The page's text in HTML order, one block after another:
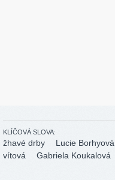
KLÍČOVÁ SLOVA:
žhavé drby Lucie Borhyová
vítová
Gabriela Koukalová